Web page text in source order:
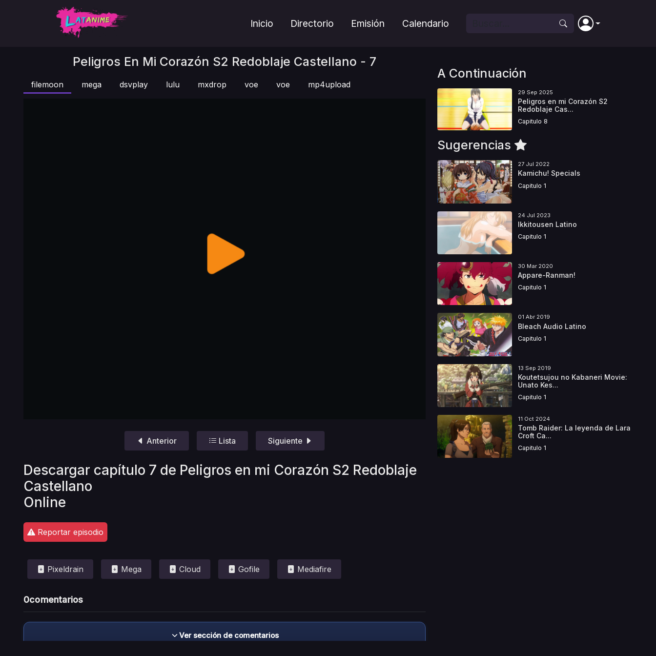
Inicio Directorio Emisión Calendario
Peligros En Mi Corazón S2 Redoblaje Castellano - 7
filemoon mega dsvplay lulu mxdrop voe voe mp4upload
Anterior Lista Siguiente
Descargar capítulo 7 de Peligros en mi Corazón S2 Redoblaje
Castellano
Online
Reportar episodio
Pixeldrain Mega Cloud Gofile Mediafire
0comentarios
Ver sección de comentarios
A Continuación
29 Sep 2025
Peligros en mi Corazón S2
Redoblaje Cas...
Capitulo 8
Sugerencias
27 Jul 2022
Kamichu! Specials
Capitulo 1
24 Jul 2023
Ikkitousen Latino
Capitulo 1
30 Mar 2020
Appare-Ranman!
Capitulo 1
01 Abr 2019
Bleach Audio Latino
Capitulo 1
13 Sep 2019
Koutetsujou no Kabaneri Movie:
Unato Kes...
Capitulo 1
11 Oct 2024
Tomb Raider: La leyenda de Lara
Croft Ca...
Capitulo 1